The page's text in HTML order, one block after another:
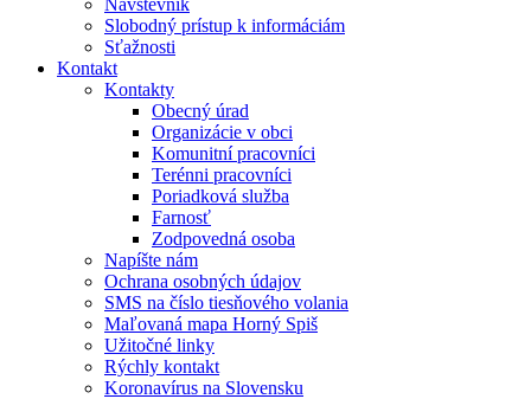
Návštevník
Slobodný prístup k informáciám
Sťažnosti
Kontakt
Kontakty
Obecný úrad
Organizácie v obci
Komunitní pracovníci
Terénni pracovníci
Poriadková služba
Farnosť
Zodpovedná osoba
Napíšte nám
Ochrana osobných údajov
SMS na číslo tiesňového volania
Maľovaná mapa Horný Spiš
Užitočné linky
Rýchly kontakt
Koronavírus na Slovensku